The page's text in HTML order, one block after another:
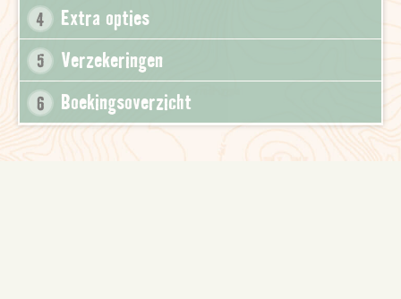
4 Extra opties
5 Verzekeringen
6 Boekingsoverzicht